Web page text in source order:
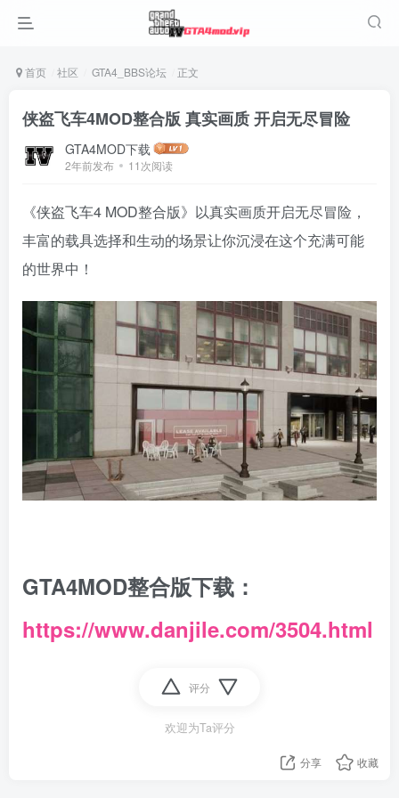
首页 社区 GTA4_BBS论坛 正文
侠盗飞车4MOD整合版 真实画质 开启无尽冒险
GTA4MOD下载
2年前发布 11次阅读
《侠盗飞车4 MOD整合版》以真实画质开启无尽冒险，
丰富的载具选择和生动的场景让你沉浸在这个充满可能
的世界中！
GTA4MOD整合版下载：
https://www.danjile.com/3504.html
评分
欢迎为Ta评分
分享 收藏